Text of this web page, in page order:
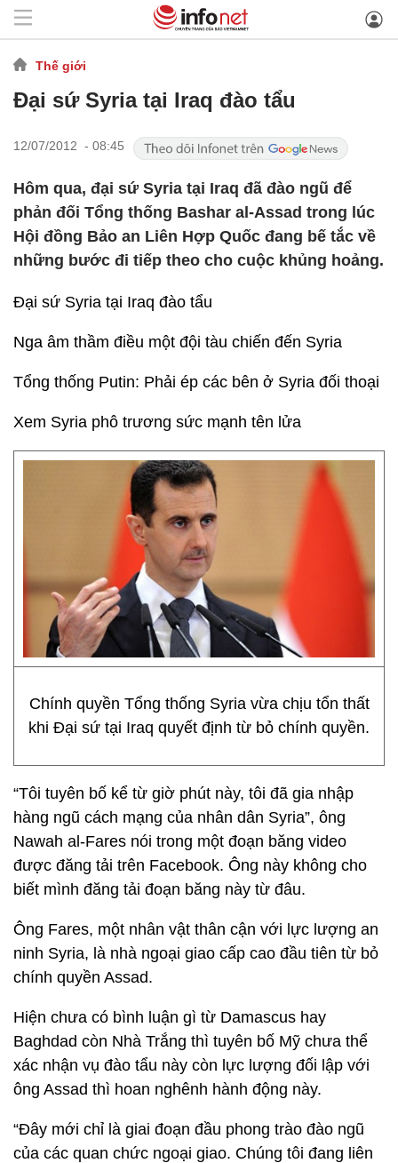
Thế giới
Đại sứ Syria tại Iraq đào tẩu
12/07/2012 - 08:45
Hôm qua, đại sứ Syria tại Iraq đã đào ngũ để
phản đối Tổng thống Bashar al-Assad trong lúc
Hội đồng Bảo an Liên Hợp Quốc đang bế tắc về
những bước đi tiếp theo cho cuộc khủng hoảng.
Đại sứ Syria tại Iraq đào tẩu
Nga âm thầm điều một đội tàu chiến đến Syria
Tổng thống Putin: Phải ép các bên ở Syria đối thoại
Xem Syria phô trương sức mạnh tên lửa
Chính quyền Tổng thống Syria vừa chịu tổn thất
khi Đại sứ tại Iraq quyết định từ bỏ chính quyền.
“Tôi tuyên bố kể từ giờ phút này, tôi đã gia nhập
hàng ngũ cách mạng của nhân dân Syria”, ông
Nawah al-Fares nói trong một đoạn băng video
được đăng tải trên Facebook. Ông này không cho
biết mình đăng tải đoạn băng này từ đâu.
Ông Fares, một nhân vật thân cận với lực lượng an
ninh Syria, là nhà ngoại giao cấp cao đầu tiên từ bỏ
chính quyền Assad.
Hiện chưa có bình luận gì từ Damascus hay
Baghdad còn Nhà Trắng thì tuyên bố Mỹ chưa thể
xác nhận vụ đào tẩu này còn lực lượng đối lập với
ông Assad thì hoan nghênh hành động này.
“Đây mới chỉ là giai đoạn đầu phong trào đào ngũ
của các quan chức ngoại giao. Chúng tôi đang liên